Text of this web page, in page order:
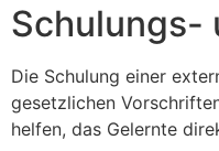
Schulungs-
Die Schulung einer
gesetzlichen
helfen, das Gelernte